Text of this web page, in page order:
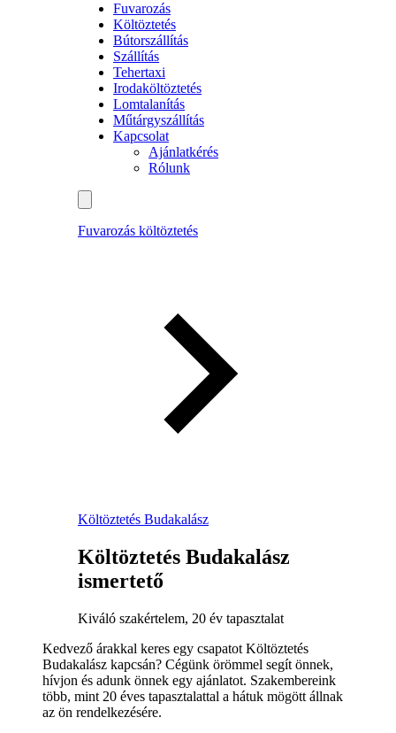
Fuvarozás
Költöztetés
Bútorszállítás
Szállítás
Tehertaxi
Irodaköltöztetés
Lomtalanítás
Műtárgyszállítás
Kapcsolat
Ajánlatkérés
Rólunk
Fuvarozás költöztetés
Költöztetés Budakalász
Költöztetés Budakalász
ismertető
Kiváló szakértelem, 20 év tapasztalat
Kedvező árakkal keres egy csapatot Költöztetés
Budakalász kapcsán? Cégünk örömmel segít önnek,
hívjon és adunk önnek egy ajánlatot. Szakembereink
több, mint 20 éves tapasztalattal a hátuk mögött állnak
az ön rendelkezésére.